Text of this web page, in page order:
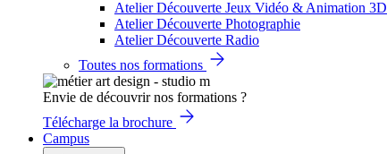
Atelier Découverte Jeux Vidéo & Animation 3D
Atelier Découverte Photographie
Atelier Découverte Radio
Toutes nos formations
Envie de découvrir nos formations ?
Télécharge la brochure
Campus